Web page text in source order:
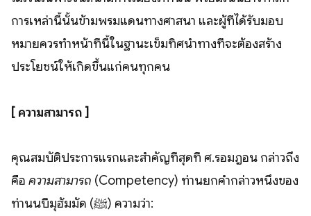
การเหล่านี้นั้นข้ามพรมแดนทางศาสนา และผู้ที่ได้รับมอบ
หมายควรทำหน้าที่นี้ในฐานะเข็มทิศนำทางที่จะต้องสร้าง
ประโยชน์ให้เกิดขึ้นแก่คนทุกคน
[ ความสามารถ ]
คุณสมบัติประการแรกและสำคัญที่สุดที่ ศ.รอมฎอน กล่าวถึง
คือ ความสามารถ (Competency) ท่านยกคำกล่าวหนึ่งของ
ท่านนบีมุฮัมมัด (ﷺ) ความว่า: